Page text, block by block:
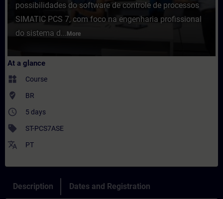
possibilidades do software de controle de processos
SIMATIC PCS 7, com foco na engenharia profissional
do sistema d... More
At a glance
widgets Course
where_to_vote BR
access_time 5 days
sell ST-PCS7ASE
translate PT
Description Dates and Registration